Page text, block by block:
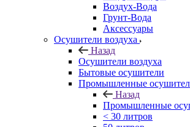
Воздух-Вода
Грунт-Вода
Аксессуары
Осушители воздуха
Назад
Осушители воздуха
Бытовые осушители
Промышленные
Назад
Промышленные
< 30 литров